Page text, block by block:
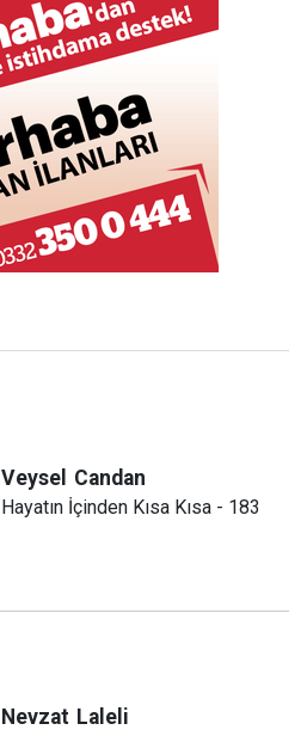
Veysel Candan
Hayatın İçinden Kısa Kısa - 183
Nevzat Laleli